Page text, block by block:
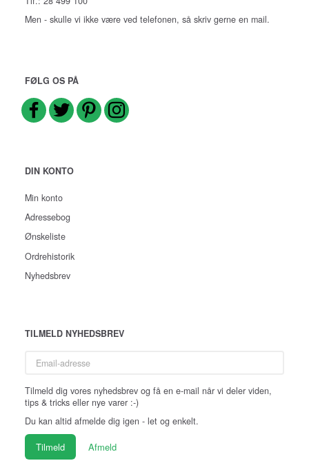
Men - skulle vi ikke være ved telefonen, så skriv gerne en mail.
FØLG OS PÅ
DIN KONTO
Min konto
Adressebog
Ønskeliste
Ordrehistorik
Nyhedsbrev
TILMELD NYHEDSBREV
adresse
Tilmeld dig vores nyhedsbrev og få en e-mail når vi deler viden,
tips & tricks eller nye varer :-)
Du kan altid afmelde dig igen - let og enkelt.
Tilmeld Afmeld